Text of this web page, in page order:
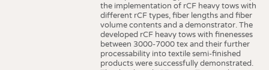
the implementation of rCF heavy tows with
different rCF types, fiber lengths and fiber
volume contents and a demonstrator. The
developed rCF heavy tows with finenesses
between 3000-7000 tex and their further
processability into textile semi-finished
products were successfully demonstrated.